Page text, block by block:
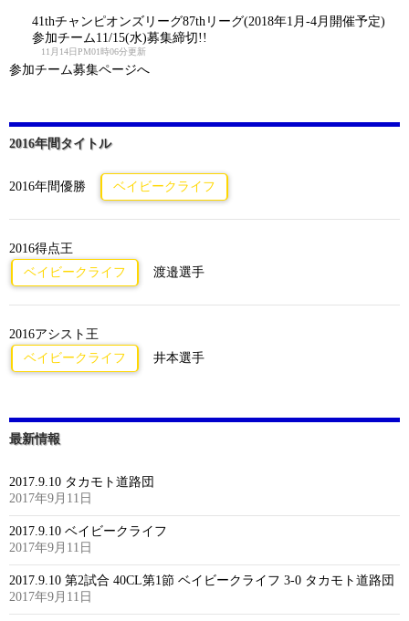
41thチャンピオンズリーグ87thリーグ(2018年1月-4月開催予定)
参加チーム11/15(水)募集締切!!
11月14日PM01時06分更新
参加チーム募集ページへ
2016年間タイトル
2016年間優勝 ベイビークライフ
2016得点王
ベイビークライフ
渡邉選手
2016アシスト王
ベイビークライフ
井本選手
最新情報
2017.9.10 タカモト道路団
2017年9月11日
2017.9.10 ベイビークライフ
2017年9月11日
2017.9.10 第2試合 40CL第1節 ベイビークライフ 3-0 タカモト道路団
2017年9月11日